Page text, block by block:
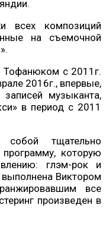
всех композиций
на съемочной
Тофанюком с 2011г.
2016г., впервые,
музыканта,
в период с 2011
собой тщательно
которую
глэм-рок и
Виктором
все
произведен в